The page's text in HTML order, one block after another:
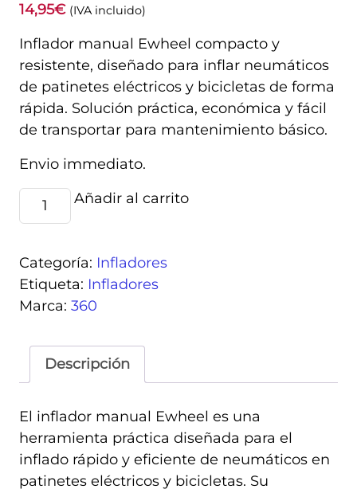
14,95€ (IVA incluido)
Inflador manual Ewheel compacto y
resistente, diseñado para inflar neumáticos
de patinetes eléctricos y bicicletas de forma
rápida. Solución práctica, económica y fácil
de transportar para mantenimiento básico.
Envio immediato.
Inflador
manual
Añadir al carrito
Categoría: Infladores
Etiqueta: Infladores
Marca: 360
Descripción
El inflador manual Ewheel es una
herramienta práctica diseñada para el
inflado rápido y eficiente de neumáticos en
patinetes eléctricos y bicicletas. Su